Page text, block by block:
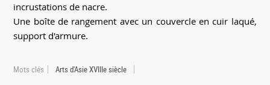
incrustations de nacre.
Une boîte de rangement avec un couvercle en cuir laqué,
support d'armure.
Mots clés Arts d'Asie XVIIIe siècle